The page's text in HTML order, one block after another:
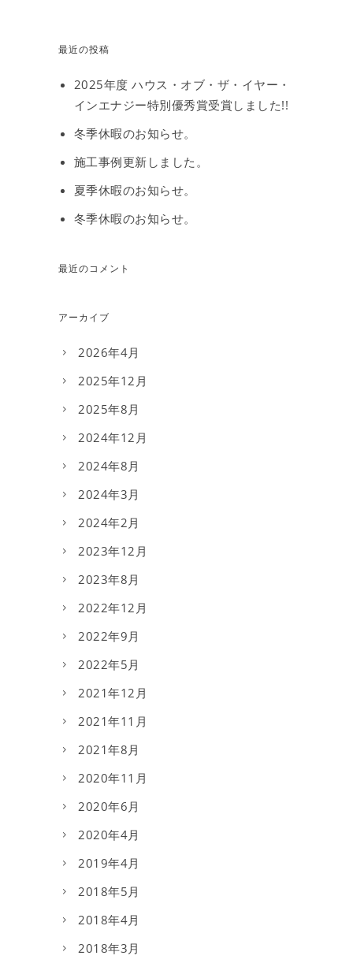
最近の投稿
2025年度 ハウス・オブ・ザ・イヤー・
インエナジー特別優秀賞受賞しました!!
冬季休暇のお知らせ。
施工事例更新しました。
夏季休暇のお知らせ。
冬季休暇のお知らせ。
最近のコメント
アーカイブ
2026年4月
2025年12月
2025年8月
2024年12月
2024年8月
2024年3月
2024年2月
2023年12月
2023年8月
2022年12月
2022年9月
2022年5月
2021年12月
2021年11月
2021年8月
2020年11月
2020年6月
2020年4月
2019年4月
2018年5月
2018年4月
2018年3月